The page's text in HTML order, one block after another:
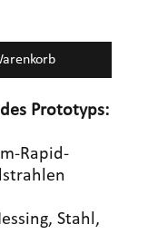
des Prototyps:
Rapid-
Stahl,